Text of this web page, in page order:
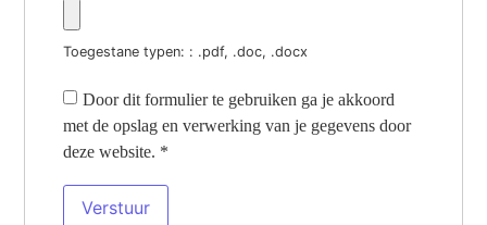
Toegestane typen: : .pdf, .doc, .docx
Door dit formulier te gebruiken ga je akkoord
met de opslag en verwerking van je gegevens door
deze website. *